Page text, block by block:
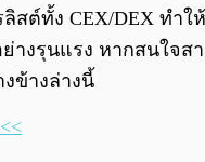
สต์ทั้ง CEX/DEX ทำใ
างรุนแรง หากสนใจส
ข้างล่างนี้